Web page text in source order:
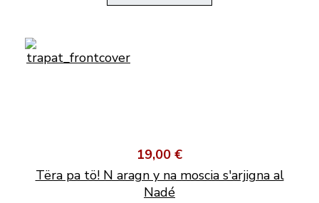
19,00 €
Tëra pa tö! N aragn y na moscia s'arjigna al
Nadé